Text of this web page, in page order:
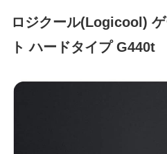
ロジクール(Logicool)
ト ハードタイプ G440t